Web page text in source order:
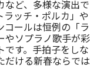
など、多様な演出で
ッチ・ポルカ」や
ールは恒例の「ラ
やソプラノ歌手が彩
です。手拍子をしな
だける新春ならでは